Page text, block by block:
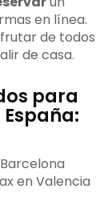
en línea.
de todos
de casa.
para
en Valencia